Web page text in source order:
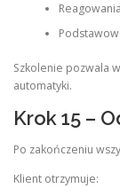
Szkolenie pozwala
automatyki.
Krok 15 –
Po zakończeniu
Klient otrzymuje: